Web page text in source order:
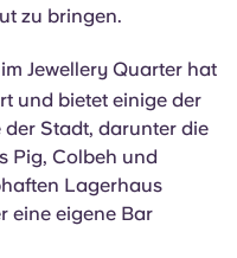
zu bringen.
Jewellery Quarter hat
und bietet einige der
Stadt, darunter die
Pig, Colbeh und
Lagerhaus
eine eigene Bar